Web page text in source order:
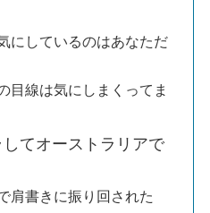
にしているのはあなただ
目線は気にしまくってま
てオーストラリアで
肩書きに振り回された